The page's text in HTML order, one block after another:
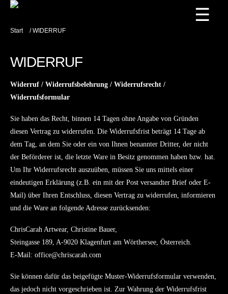
☰
Start / WIDERRUF
WIDERRUF
Widerruf / Widerrufsbelehrung / Widerrufsrecht /
Widerrufsformular
Sie haben das Recht, binnen 14 Tagen ohne Angabe von Gründen
diesen Vertrag zu widerrufen. Die Widerrufsfrist beträgt 14 Tage ab
dem Tag, an dem Sie oder ein von Ihnen benannter Dritter, der nicht
der Beförderer ist, die letzte Ware in Besitz genommen haben bzw. hat.
Um Ihr Widerrufsrecht auszuüben, müssen Sie uns mittels einer
eindeutigen Erklärung (z.B. ein mit der Post versandter Brief oder E-
Mail) über Ihren Entschluss, diesen Vertrag zu widerrufen, informieren
und die Ware an folgende Adresse zurücksenden:
ChrisCarah Artwear, Christine Bauer,
Steingasse 189, A-9020 Klagenfurt am Wörthersee, Österreich.
E-Mail: office@chriscarah.com
Sie können dafür das beigefügte Muster-Widerrufsformular verwenden,
das jedoch nicht vorgeschrieben ist. Zur Wahrung der Widerrufsfrist